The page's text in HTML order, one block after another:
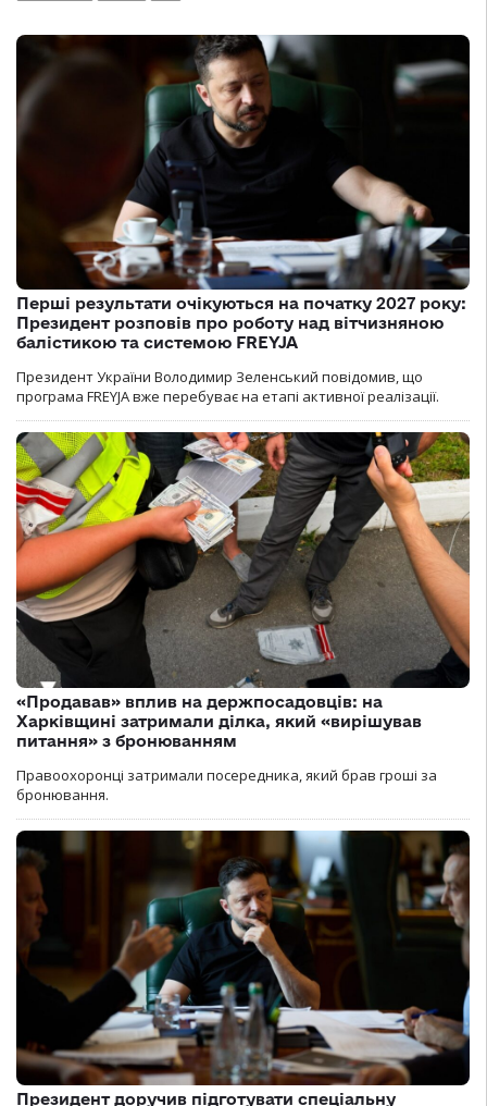
Перші результати очікуються на початку 2027 року:
Президент розповів про роботу над вітчизняною
балістикою та системою FREYJA
Президент України Володимир Зеленський повідомив, що
програма FREYJA вже перебуває на етапі активної реалізації.
«Продавав» вплив на держпосадовців: на
Харківщині затримали ділка, який «вирішував
питання» з бронюванням
Правоохоронці затримали посередника, який брав гроші за
бронювання.
Президент доручив підготувати спеціальну